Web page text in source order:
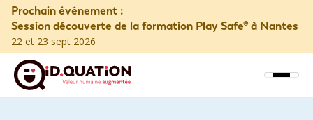
Prochain événement :
Session découverte de la formation Play Safe® à Nantes
22 et 23 sept 2026